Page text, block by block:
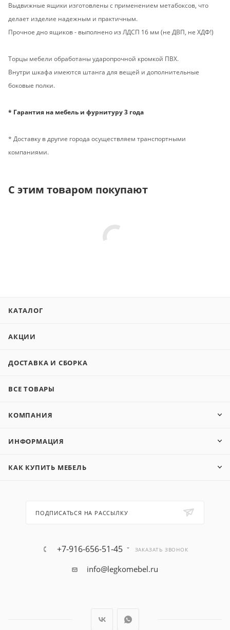
Выдвижные ящики изготовлены с применением метабоксов, что
делает изделие надежным и практичным.
Прочное дно ящиков - выполнено из ЛДСП 16 мм (не ДВП, не ХДФ!)
Торцы мебели обработаны ударопрочной кромкой ПВХ.
Внутри шкафа имеются штанга для вещей и дополнительные
боковые полки.
* Гарантия на мебель и фурнитуру 3 года
* Доставку в другие города осуществляем транспортными
компаниями.
С этим товаром покупают
КАТАЛОГ
АКЦИИ
ДОСТАВКА И СБОРКА
ВСЕ ТОВАРЫ
КОМПАНИЯ
ИНФОРМАЦИЯ
КАК КУПИТЬ МЕБЕЛЬ
ПОДПИСАТЬСЯ НА РАССЫЛКУ
+7-916-656-51-45 ЗАКАЗАТЬ ЗВОНОК
info@legkomebel.ru